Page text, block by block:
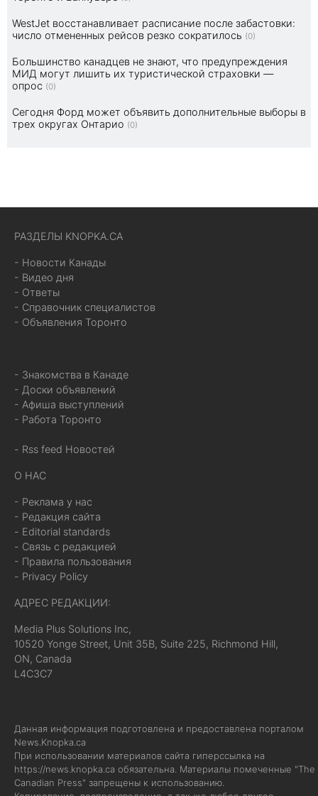
WestJet восстанавливает расписание после забастовки:
число отмененных рейсов резко сократилось (0)
Большинство канадцев не знают, что предупреждения
МИД могут лишить их туристической страховки —
опрос (0)
Сегодня Форд может объявить дополнительные выборы в
трех округах Онтарио (0)
РАЗДЕЛЫ KNOPKA.CA
- Новости Канады
- Видео дня
- Ответы
- Справочник специалистов
- Объявления Торонто
- Знакомства в Канаде
- Доски объявлений
- Афиша выступлений
- Работа Торонто
- Rss feed Новостей
О НАС
- Реклама у нас
- Редакция сайта
- Editorial standards
- Связь с редакцией
- Правила пользования
- Privacy Policy
АДРЕС РЕДАКЦИИ:
Media Plus Solutions Inc,
10520 Yonge Street, Unit 35B, Suite 225, Richmond Hill,
ON, Canada
L4C3C7
Данная информация подготовлена и предоставлена порталом
News.Knopka.ca
При использовании материалов сайта гиперссылка на
https://news.knopka.ca обязательна. Материалы помеченные "The
Canadian Press" запрещены к использованию.